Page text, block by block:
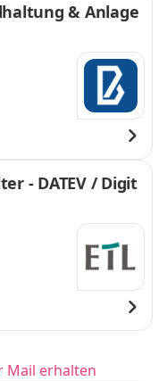
& Anlage
- DATEV / Digit
Mail erhalten